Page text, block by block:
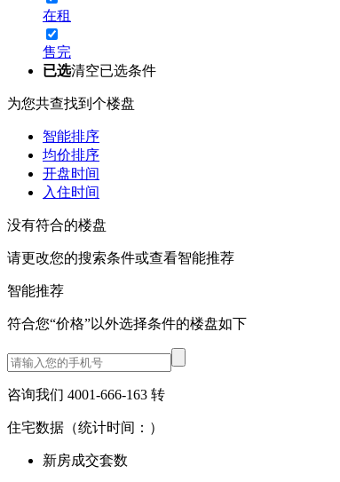
在租
售完
已选清空已选条件
为您共查找到 个楼盘
智能排序
均价排序
开盘时间
入住时间
没有符合的楼盘
请更改您的搜索条件或查看智能推荐
智能推荐
符合您“价格”以外选择条件的楼盘如下
咨询我们 4001-666-163 转
住宅数据 （统计时间： ）
新房成交套数